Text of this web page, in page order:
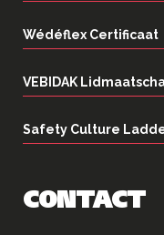
Wédéflex Certificaat
VEBIDAK
Safety Culture
CONTACT